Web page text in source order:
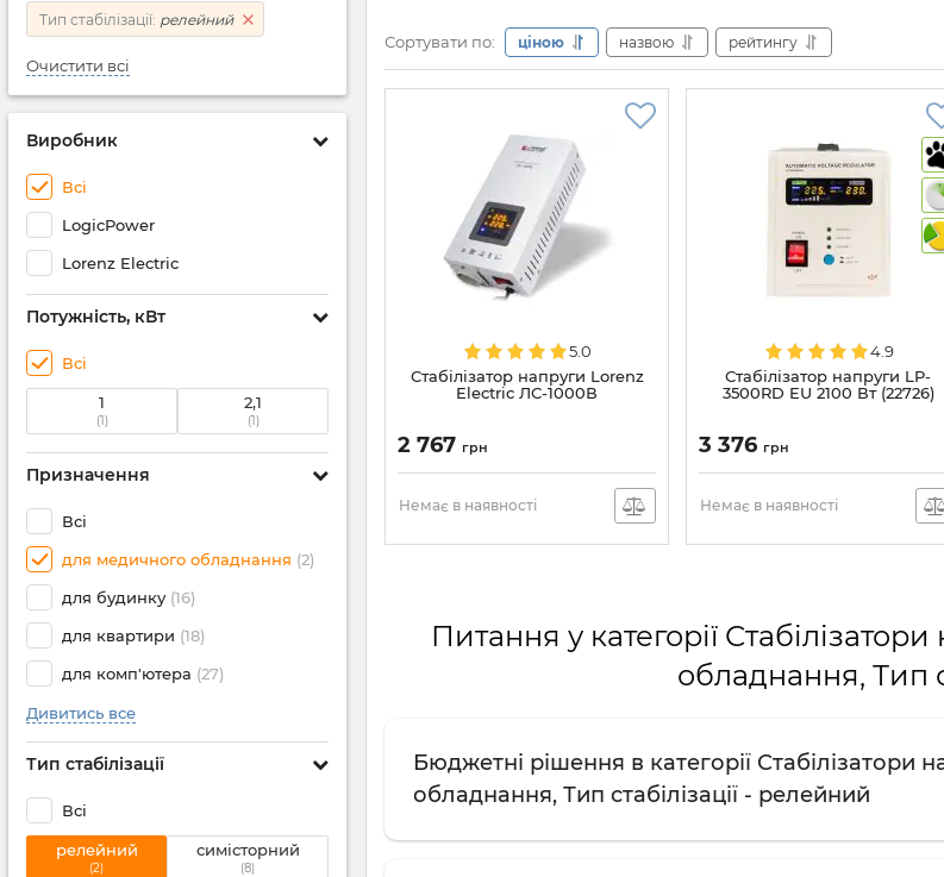
Тип стабілізації: релейний
Очистити всі
Виробник
Всі
LogicPower
Lorenz Electric
Потужність, кВт
Всі
1
(1)
2,1
(1)
Призначення
Всі
для медичного обладнання (2)
для будинку (16)
для квартири (18)
для комп'ютера (27)
Дивитись все
Тип стабілізації
Всі
релейний
(2)
симісторний
(8)
Сортувати по: ціною назвою рейтингу
5.0
Стабілізатор напруги Lorenz
Electric ЛС-1000В
2 767 грн
Немає в наявності
4.9
Стабілізатор напруги LP-
3500RD EU 2100 Вт (22726)
3 376 грн
Немає в наявності
Питання у категорії
обладнання, Тип
Бюджетні рішення в категорії
обладнання, Тип стабілізації - релейний